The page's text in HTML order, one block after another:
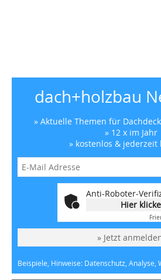
dach+holzbau
» Aktuelle Themen für
» 12 x im Jahr
» kostenlos &
Anti-Roboter-
Hier
» Jetzt
Beispiele, Hinweise: Datenschutz, Analyse,